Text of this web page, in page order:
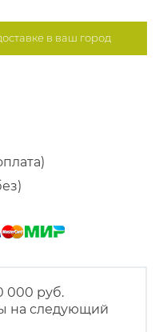
в ваш город
000 руб.
на следующий